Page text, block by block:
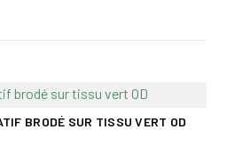
BRODÉ SUR TISSU VERT OD